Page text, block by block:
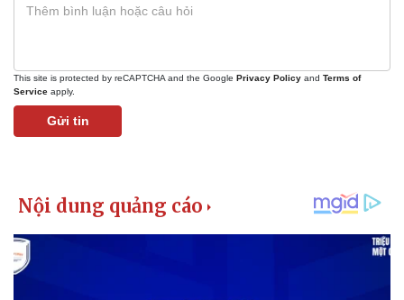
This site is protected by reCAPTCHA and the Google Privacy Policy and Terms of
Service apply.
Gửi tin